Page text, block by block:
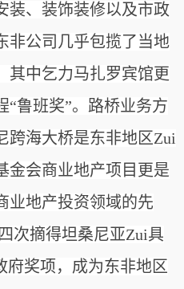
装、装饰装修以及市政
非公司几乎包揽了当地
其中乞力马扎罗宾馆更
“鲁班奖”。路桥业务方
跨海大桥是东非地区Zui
金会商业地产项目更是
业地产投资领域的先
次摘得坦桑尼亚Zui具
府奖项，成为东非地区